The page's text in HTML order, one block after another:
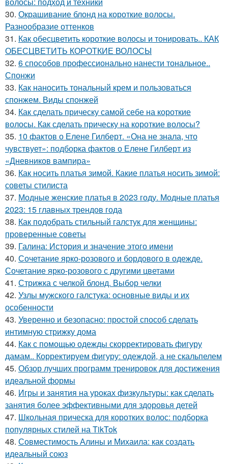
30. Окрашивание блонд на короткие волосы.
Разнообразие оттенков
31. Как обесцветить короткие волосы и тонировать.. КАК
ОБЕСЦВЕТИТЬ КОРОТКИЕ ВОЛОСЫ
32. 6 способов профессионально нанести тональное..
Спонжи
33. Как наносить тональный крем и пользоваться
спонжем. Виды спонжей
34. Как сделать прическу самой себе на короткие
волосы. Как сделать прическу на короткие волосы?
35. 10 фактов о Елене Гилберт. «Она не знала, что
чувствует»: подборка фактов о Елене Гилберт из
«Дневников вампира»
36. Как носить платья зимой. Какие платья носить зимой:
советы стилиста
37. Модные женские платья в 2023 году. Модные платья
2023: 15 главных трендов года
38. Как подобрать стильный галстук для женщины:
проверенные советы
39. Галина: История и значение этого имени
40. Сочетание ярко-розового и бордового в одежде.
Сочетание ярко-розового с другими цветами
41. Стрижка с челкой блонд. Выбор челки
42. Узлы мужского галстука: основные виды и их
особенности
43. Уверенно и безопасно: простой способ сделать
интимную стрижку дома
44. Как с помощью одежды скорректировать фигуру
дамам.. Корректируем фигуру: одеждой, а не скальпелем
45. Обзор лучших программ тренировок для достижения
идеальной формы
46. Игры и занятия на уроках физкультуры: как сделать
занятия более эффективными для здоровья детей
47. Школьная прическа для коротких волос: подборка
популярных стилей на TikTok
48. Совместимость Алины и Михаила: как создать
идеальный союз